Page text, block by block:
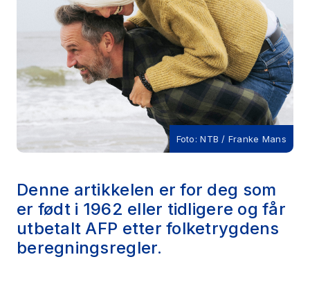
Foto: NTB / Franke Mans
Denne artikkelen er for deg som
er født i 1962 eller tidligere og får
utbetalt AFP etter folketrygdens
beregningsregler.